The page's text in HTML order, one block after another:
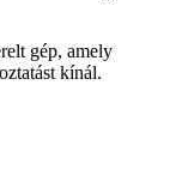
gép, amely
kínál.